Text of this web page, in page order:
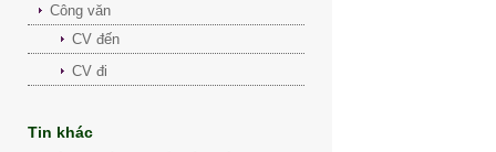
Công văn
CV đến
CV đi
Tin khác